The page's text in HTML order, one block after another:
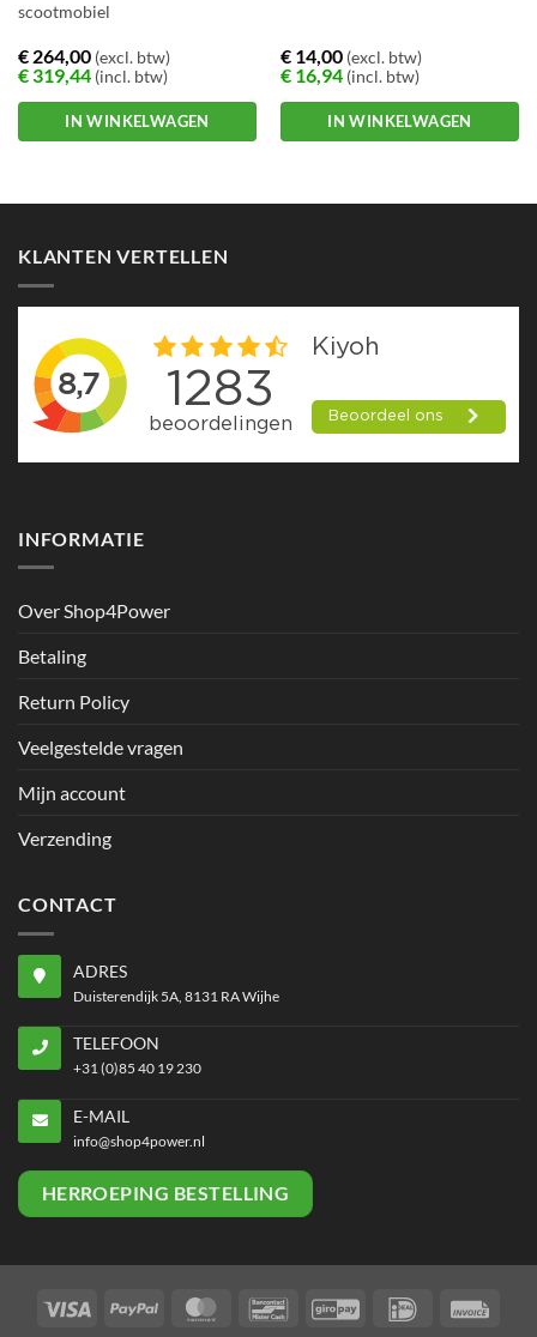
scootmobiel
€264,00(excl. btw)
€319,44(incl. btw)
IN WINKELWAGEN
€14,00(excl. btw)
€16,94(incl. btw)
IN WINKELWAGEN
KLANTEN VERTELLEN
INFORMATIE
Over Shop4Power
Betaling
Return Policy
Veelgestelde vragen
Mijn account
Verzending
CONTACT
ADRES
Duisterendijk 5A, 8131 RA Wijhe
TELEFOON
+31 (0)85 40 19 230
E-MAIL
info@shop4power.nl
HERROEPING BESTELLING
Visa PayPal MasterCardBancontactGiroPay IDeal